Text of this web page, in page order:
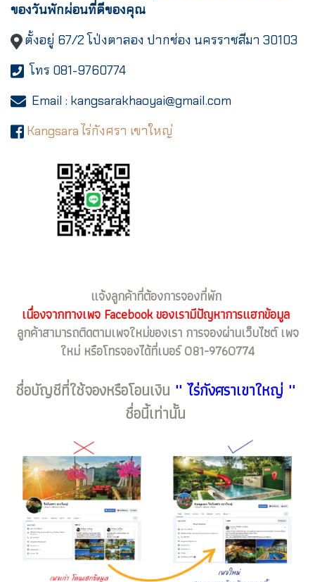
ของวันพักผ่อนที่ดีของคุณ
ตั้งอยู่ 67/2 โป่งตาลอง ปากช่อง นครราชสีมา 30103
โทร 081-9760774
Email : kangsarakhaoyai@gmail.com
Kangsara ไร่กังศรา เขาใหญ่
แจ้งลูกค้าที่ต้องการจองที่พัก
เนื่องจากทางเพจ Facebook ของเรามีปัญหาการแฮกข้อมูล
ลูกค้าสามารถติดตามเพจใหม่ของเรา การจองผ่านเว็บไซต์ เพจ
ใหม่ หรือโทรจองได้ที่เบอร์ 081-9760774
ชื่อบัญชีที่ใช้จองหรือโอนเงิน '' ไร่กังศราเขาใหญ่ ''
ชื่อนี้เท่านั้น